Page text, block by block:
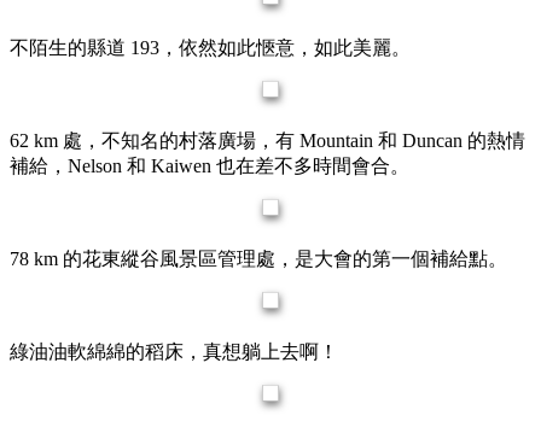
不陌生的縣道 193，依然如此愜意，如此美麗。
62 km 處，不知名的村落廣場，有 Mountain 和 Duncan 的熱情
補給，Nelson 和 Kaiwen 也在差不多時間會合。
78 km 的花東縱谷風景區管理處，是大會的第一個補給點。
綠油油軟綿綿的稻床，真想躺上去啊！